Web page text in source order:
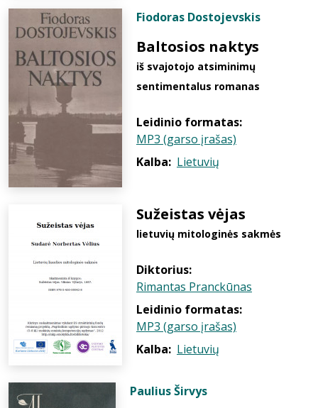
Fiodoras Dostojevskis
Baltosios naktys
iš svajotojo atsiminimų
sentimentalus romanas
Leidinio formatas:
MP3 (garso įrašas)
Kalba: Lietuvių
Sužeistas vėjas
lietuvių mitologinės sakmės
Diktorius:
Rimantas Pranckūnas
Leidinio formatas:
MP3 (garso įrašas)
Kalba: Lietuvių
Paulius Širvys